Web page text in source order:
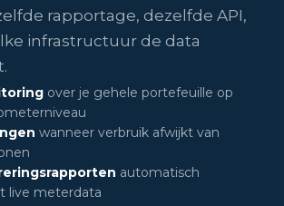
rapportage, dezelfde API,
infrastructuur de data
over je gehele portefeuille op
wanneer verbruik afwijkt van
automatisch
live meterdata